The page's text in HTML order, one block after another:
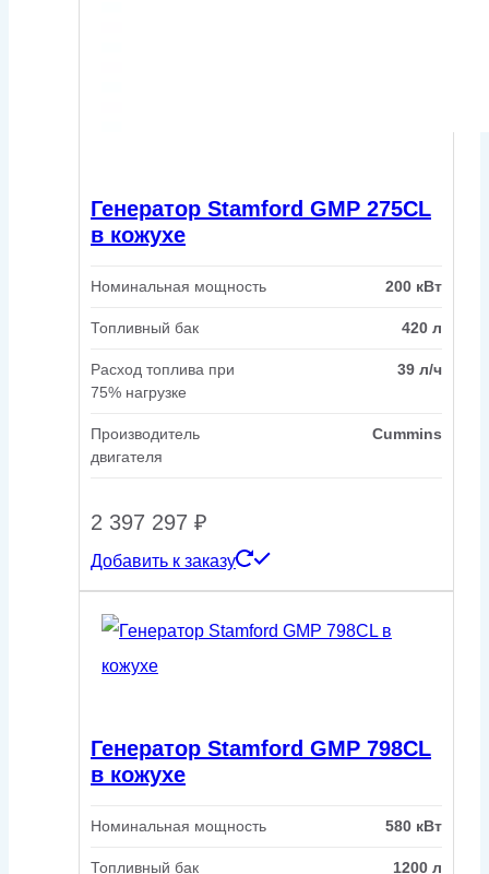
Генератор Stamford GMP 275CL
в кожухе
Номинальная мощность 200 кВт
Топливный бак 420 л
Расход топлива при
75% нагрузке
39 л/ч
Производитель
двигателя
Cummins
2 397 297 ₽
Добавить к заказу
Генератор Stamford GMP 798CL
в кожухе
Номинальная мощность 580 кВт
Топливный бак 1200 л